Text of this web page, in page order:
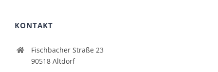
KONTAKT
Fischbacher Straße 23
90518 Altdorf